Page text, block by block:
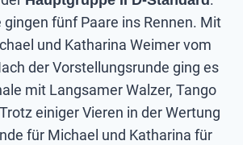
gingen fünf Paare ins Rennen. Mit
und Katharina Weimer vom
der Vorstellungsrunde ging es
mit Langsamer Walzer, Tango
einiger Vieren in der Wertung
für Michael und Katharina für